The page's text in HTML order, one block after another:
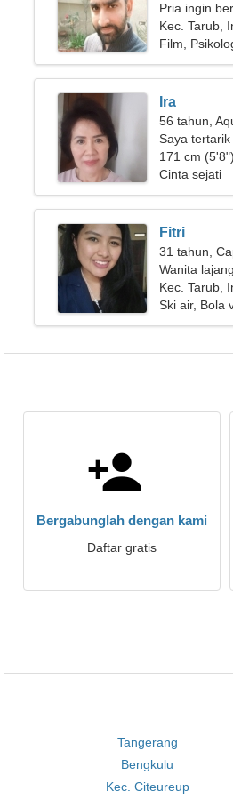
Pria ingin
Kec. Tarub,
Film,
Ira
56 tahun,
Saya
171 cm
Cinta sejati
Fitri
31 tahun,
Wanita
Kec. Tarub,
Ski air, Bola
Bergabunglah dengan kami
Daftar gratis
Tangerang
Bengkulu
Kec. Citeureup